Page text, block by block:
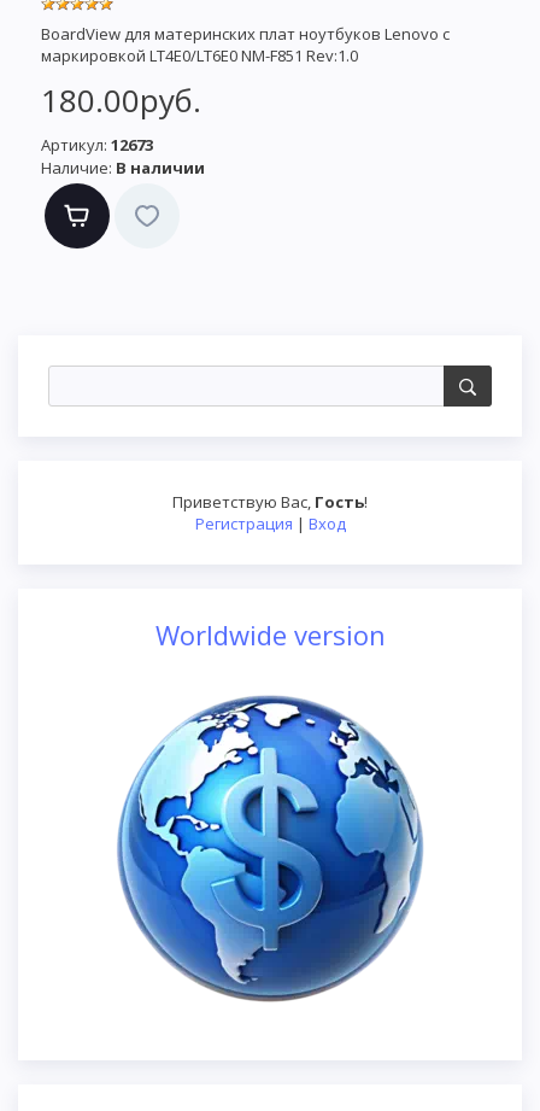
Приветствую Вас, Гость!
Регистрация | Вход
Worldwide version
BoardView для материнских плат ноутбуков Lenovo с
маркировкой LT4E0/LT6E0 NM-F851 Rev:1.0
180.00руб.
Артикул: 12673
Наличие: В наличии